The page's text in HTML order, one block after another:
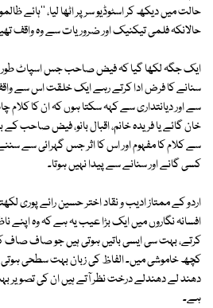
حالت میں دیکھ کر اسٹوڈیو سر پر اٹھا لیا، ''ہائے
حالانکہ فلمی تیکنیک اور ضروریات سے وہ واقف
ایک جگہ لکھا گیا کہ فیض صاحب جس اسپاٹ طور
سنانے کا فرض ادا کرتے رہے ایک خلقت اس سے
سے اور دیانتداری سے کہہ سکتا ہوں کہ ان کا
خان گائے یا فریدہ خانم، اقبال بانو، فیض صاحب کے
سے کلام کا مفہوم اور اس کا اثر جس گہرائی سے
کسی گانے اور سنانے سے پیدا نہیں ہوتا۔
اردو کے ممتاز ادیب و نقاد اختر حسین رائے پوری
افسانہ نگاروں میں ایک بڑا عیب یہ ہے کہ وہ اپنے
کرتے، بہت سی ایسی باتیں ہوتی ہیں جو صاف صاف
کچھ خاموشی میں۔ الفاظ کی زبان بہت سطحی ہوتی
دھند لے دھندلے درخت نظر آتے ہیں ان کی تصویر
ہے۔